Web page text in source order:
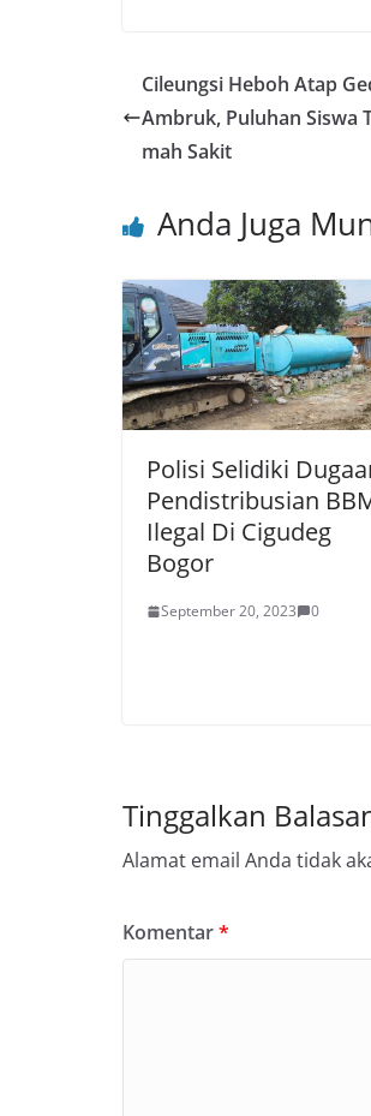
e
b
o
k
er l s
A
Cileungsi Heboh Atap
Ambruk, Puluhan Siswa
mah Sakit
Anda Juga
Polisi Selidiki
Pendistribusian
Ilegal Di Cigudeg
Bogor
September 20, 2023 0
Tinggalkan
Alamat email Anda tidak
Komentar*